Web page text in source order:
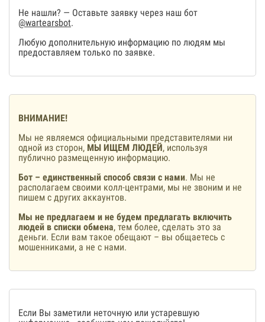
Не нашли? — Оставьте заявку через наш бот
@wartearsbot.
Любую дополнительную информацию по людям мы
предоставляем только по заявке.
ВНИМАНИЕ!
Мы не являемся официальными представителями ни
одной из сторон, МЫ ИЩЕМ ЛЮДЕЙ, используя
публично размещенную информацию.
Бот – единственный способ связи с нами. Мы не
располагаем своими колл-центрами, мы не звоним и не
пишем с других аккаунтов.
Мы не предлагаем и не будем предлагать включить
людей в списки обмена, тем более, сделать это за
деньги. Если вам такое обещают – вы общаетесь с
мошенниками, а не с нами.
Если Вы заметили неточную или устаревшую